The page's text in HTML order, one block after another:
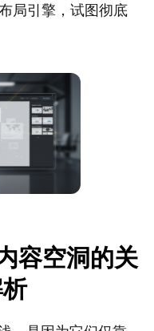
局引擎，试图彻底
容空洞的关